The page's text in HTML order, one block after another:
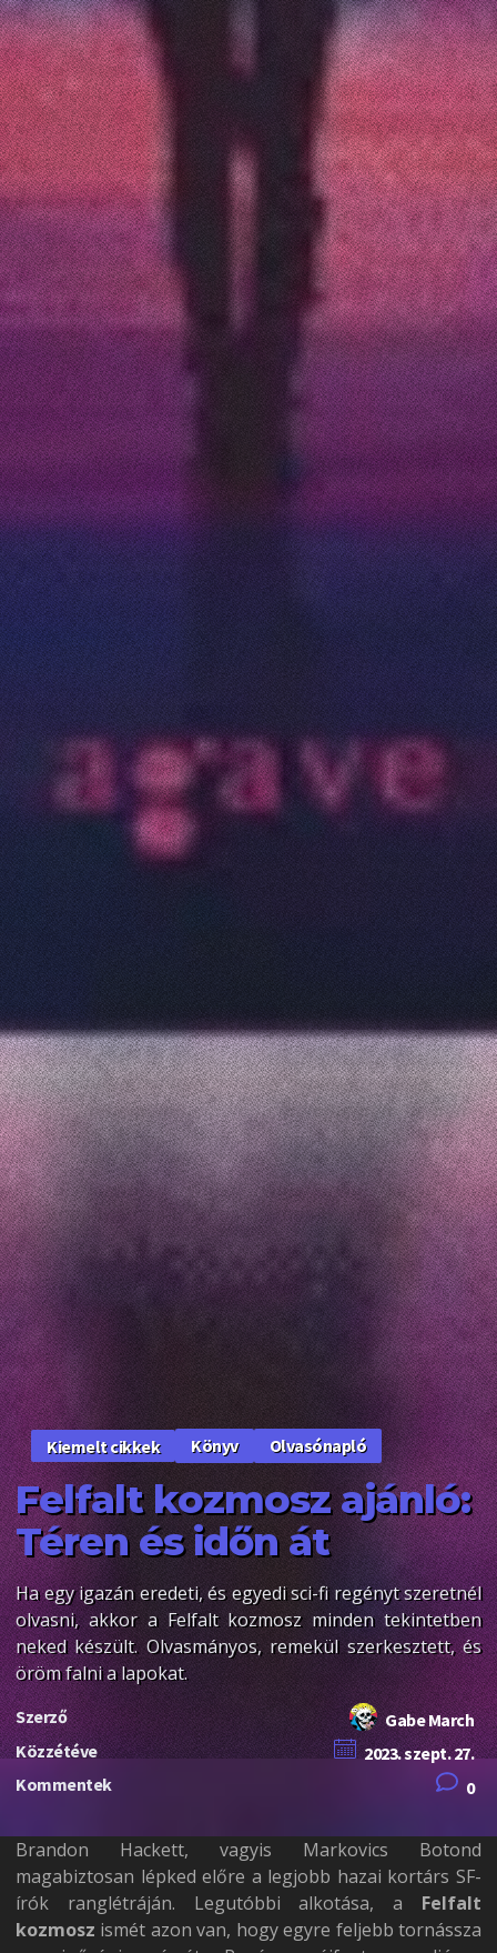
Kiemelt cikkek Könyv Olvasónapló
Felfalt kozmosz ajánló:
Téren és időn át
Ha egy igazán eredeti, és egyedi sci-fi regényt szeretnél
olvasni, akkor a Felfalt kozmosz minden tekintetben
neked készült. Olvasmányos, remekül szerkesztett, és
öröm falni a lapokat.
Szerző
Gabe March
Közzétéve
2023. szept. 27.
Kommentek
0
Brandon Hackett, vagyis Markovics Botond
magabiztosan lépked előre a legjobb hazai kortárs SF-
írók ranglétráján. Legutóbbi alkotása, a Felfalt
kozmosz ismét azon van, hogy egyre feljebb tornássza